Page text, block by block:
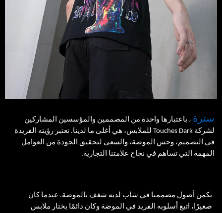
سترة ، باعتبارها واحدة من المصممين والمؤسسين المشاركين
لشركة Touches Dark للملابس، هي أغلى ما لدينا. تعتبر رؤيته الفريدة
في التصميم، وحس الموضة، والسعي لتحقيق الجودة من العوامل
المهمة التي تساهم في نجاح علامتنا التجارية.
تكمن أصول مصممنا في شاب لديه شغف بالموضة. عندما كان
صغيرًا، اتبع أسلوبه الفريد في الموضة وكان دائمًا يختار ملابس